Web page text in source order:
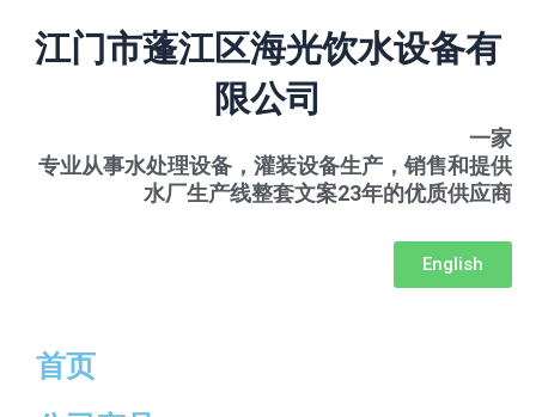
江门市蓬江区海光饮水设备有
限公司
一家
专业从事水处理设备，灌装设备生产，销售和提供
水厂生产线整套文案23年的优质供应商
English
首页